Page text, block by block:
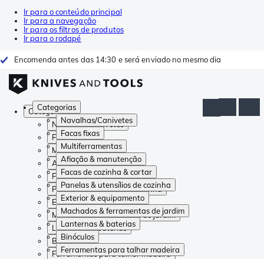
Ir para o conteúdo principal
Ir para a navegação
Ir para os filtros de produtos
Ir para o rodapé
Encomenda antes das 14:30 e será enviado no mesmo dia
Categorias
Navalhas/Canivetes
Facas fixas
Multiferramentas
Afiação & manutenção
Facas de cozinha & cortar
Panelas & utensílios de cozinha
Exterior & equipamento
Machados & ferramentas de jardim
Lanternas & baterias
Binóculos
Ferramentas para talhar madeira
Categorias
Navalhas/Canivetes
Facas fixas
Multiferramentas
Afiação & manutenção
Facas de cozinha & cortar
Panelas & utensílios de cozinha
Exterior & equipamento
Machados & ferramentas de jardim
Lanternas & baterias
Binóculos
Ferramentas para talhar madeira